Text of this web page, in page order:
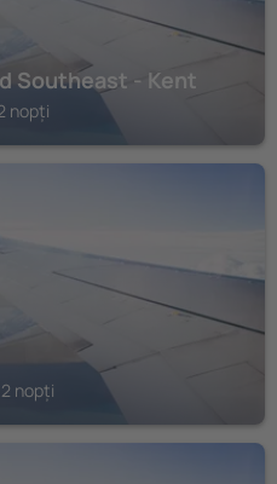
Southeast - Kent
nopți
nopți